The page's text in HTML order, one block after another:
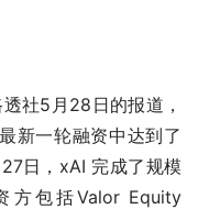
社5月28日的报道，
新一轮融资中达到了
日，xAI 完成了规模
包括Valor Equity